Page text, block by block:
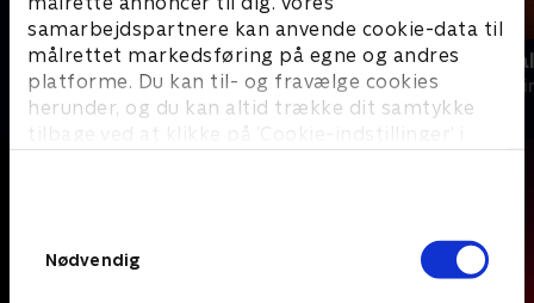
samarbejdspartnere kan anvende cookie-data til
målrettet markedsføring på egne og andres
platforme. Du kan til- og fravælge cookies
herunder, og du kan altid trække dit samtykke
tilbage ved at klikke på ’Cookie-indstillinger’ i
Nødvendig
Farligt krydstogt
Krimi & Spænding • 3 sæsoner
Mord på
Krimi &